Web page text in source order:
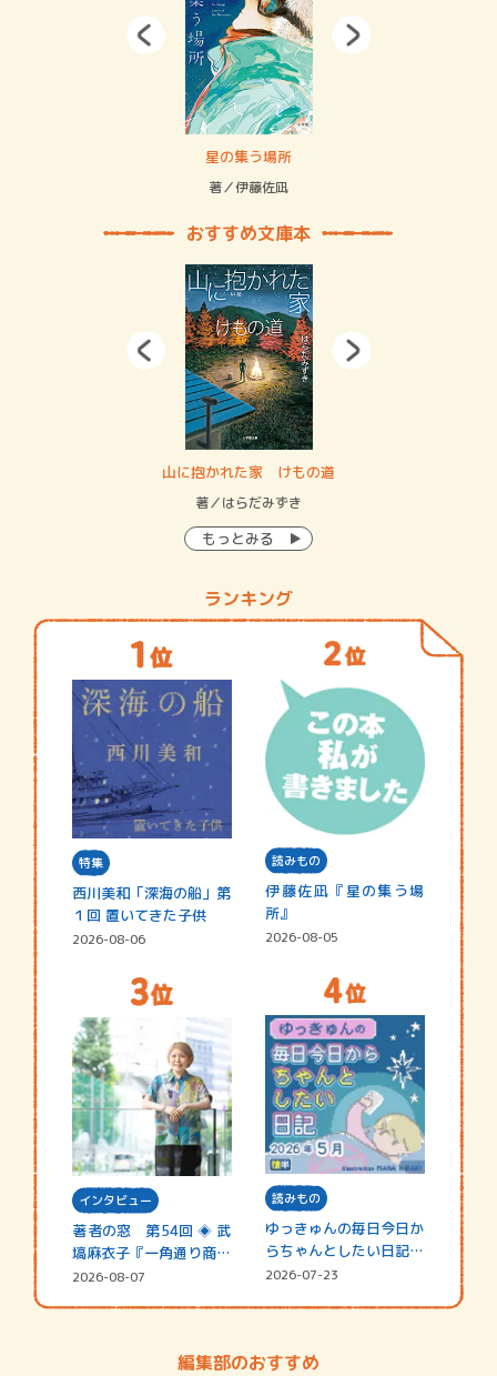
星の集う場所
著／伊藤佐凪
おすすめ文庫本
山に抱かれた家 けもの道
著／はらだみずき
もっとみる
ランキング
特集
西川美和「深海の船」第
１回 置いてきた子供
2026-08-06
読みもの
伊藤佐凪『星の集う場
所』
2026-08-05
インタビュー
著者の窓 第54回 ◈ 武
塙麻衣子『一角通り商店
街の…
2026-08-07
読みもの
ゆっきゅんの毎日今日か
らちゃんとしたい日記
☆202…
2026-07-23
編集部のおすすめ